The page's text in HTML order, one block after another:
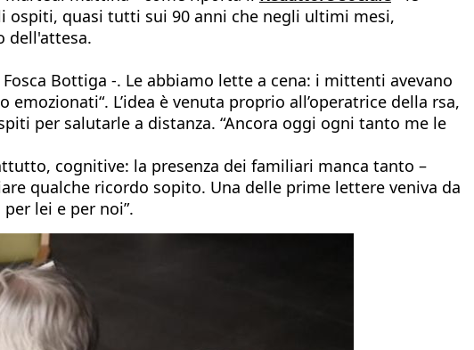
ospiti, quasi tutti sui 90 anni che negli ultimi mesi,
dell'attesa.
Bottiga -. Le abbiamo lette a cena: i mittenti avevano
L’idea è venuta proprio all’operatrice della rsa,
per salutarle a distanza. “Ancora oggi ogni tanto me le
cognitive: la presenza dei familiari manca tanto –
qualche ricordo sopito. Una delle prime lettere veniva da
lei e per noi”.